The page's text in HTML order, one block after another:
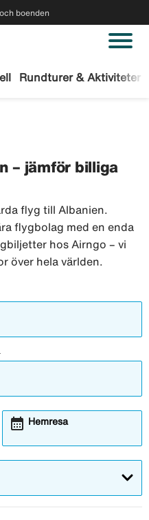
boenden
Rundturer & Aktiviteter
– jämför billiga
flyg till Albanien.
flygbolag med en enda
hos Airngo – vi
över hela världen.
Hemresa
calendar_month